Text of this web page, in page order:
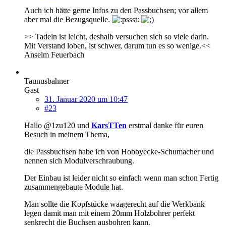
Auch ich hätte gerne Infos zu den Passbuchsen; vor allem
aber mal die Bezugsquelle.
>> Tadeln ist leicht, deshalb versuchen sich so viele darin.
Mit Verstand loben, ist schwer, darum tun es so wenige.<<
Anselm Feuerbach
Taunusbahner
Gast
31. Januar 2020 um 10:47
#23
Hallo @1zu120 und KarsTTen erstmal danke für euren
Besuch in meinem Thema,
die Passbuchsen habe ich von Hobbyecke-Schumacher und
nennen sich Modulverschraubung.
Der Einbau ist leider nicht so einfach wenn man schon Fertig
zusammengebaute Module hat.
Man sollte die Kopfstücke waagerecht auf die Werkbank
legen damit man mit einem 20mm Holzbohrer perfekt
senkrecht die Buchsen ausbohren kann.